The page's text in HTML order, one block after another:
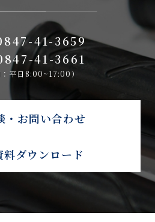
41-3659
41-3661
：平日8:00~17:00）
・お問い合わせ
料ダウンロード